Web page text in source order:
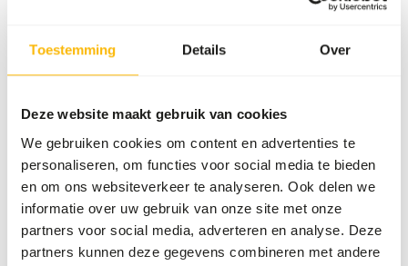
Toestemming Details Over
Deze website maakt gebruik van cookies
We gebruiken cookies om content en advertenties te
personaliseren, om functies voor social media te bieden
en om ons websiteverkeer te analyseren. Ook delen we
informatie over uw gebruik van onze site met onze
partners voor social media, adverteren en analyse. Deze
partners kunnen deze gegevens combineren met andere
Over dit product
Feed 1 tablet per 1.1 kg of fish or shellfish by placing the
tablet into the food.